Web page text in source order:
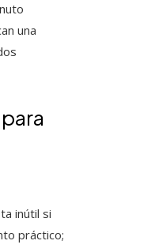
una
inútil si
práctico;